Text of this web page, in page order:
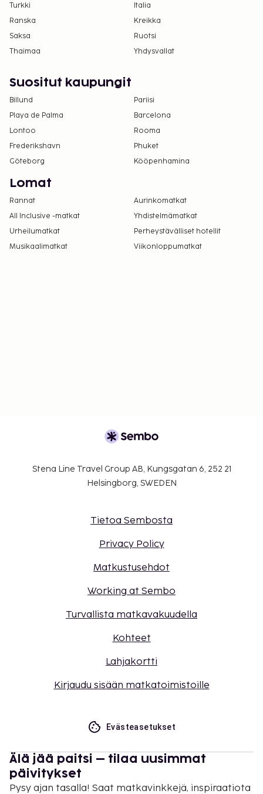
Turkki
Italia
Ranska
Kreikka
Saksa
Ruotsi
Thaimaa
Yhdysvallat
Suositut kaupungit
Billund
Pariisi
Playa de Palma
Barcelona
Lontoo
Rooma
Frederikshavn
Phuket
Göteborg
Kööpenhamina
Lomat
Rannat
Aurinkomatkat
All Inclusive -matkat
Yhdistelmämatkat
Urheilumatkat
Perheystävälliset hotellit
Musikaalimatkat
Viikonloppumatkat
Stena Line Travel Group AB, Kungsgatan 6, 252 21
Helsingborg, SWEDEN
Tietoa Sembosta
Privacy Policy
Matkustusehdot
Working at Sembo
Turvallista matkavakuudella
Kohteet
Lahjakortti
Kirjaudu sisään matkatoimistoille
Evästeasetukset
Älä jää paitsi – tilaa uusimmat
päivitykset
Pysy ajan tasalla! Saat matkavinkkejä, inspiraatiota